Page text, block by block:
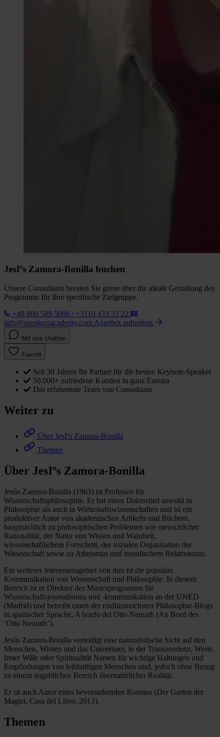
JesIºs Zamora-Bonilla buchen
Unsere Consultants beraten Sie gerne über die ideale Gestaltung des
Programms für Ihre spezifische Zielgruppe.
+49 800 589 5006 / +3110 433 33 22
info@speakersacademy.com Angebot anfordern
Mit uns chatten
Favorit
Seit 30 Jahren Ihr Partner für die besten Keynote-Speaker
50.000+ zufriedene Kunden in ganz Europa
Das erfahrenste Team von Consultants
Weiter zu
Über JesIºs Zamora-Bonilla
Themen
Über JesIºs Zamora-Bonilla
Jesús Zamora-Bonilla (1963) ist Professor für
Wissenschaftsphilosophie. Er hat einen Doktortitel sowohl in
Philosophie als auch in Wirtschaftswissenschaften und ist ein
produktiver Autor von akademischen Artikeln und Büchern,
hauptsächlich zu philosophischen Problemen wie menschlicher
Rationalität, der Natur von Wissen und Wahrheit,
wissenschaftlichem Fortschritt, der sozialen Organisation der
Wissenschaft sowie zu Atheismus und moralischem Relativismus.
Ein weiteres Interessensgebiet von ihm ist die populäre
Kommunikation von Wissenschaft und Philosophie. In diesem
Bereich ist er Direktor des Masterprogramms für
Wissenschaftsjournalismus und -kommunikation an der UNED
(Madrid) und betreibt einen der einflussreichsten Philosophie-Blogs
in spanischer Sprache, A bordo del Otto Neurath (An Bord des
‘Otto Neurath’).
Jesús Zamora-Bonilla verteidigt eine naturalistische Sicht auf den
Menschen, Wissen und das Universum, in der Transzendenz, Werte,
freier Wille oder Spiritualität Namen für wichtige Haltungen und
Empfindungen von leibhaftigen Menschen sind, jedoch ohne Bezug
zu einem angeblichen Bereich übernatürlicher Realität.
Er ist auch Autor eines bevorstehenden Romans (Der Garten der
Magier, Casa del Libro, 2013).
Themen